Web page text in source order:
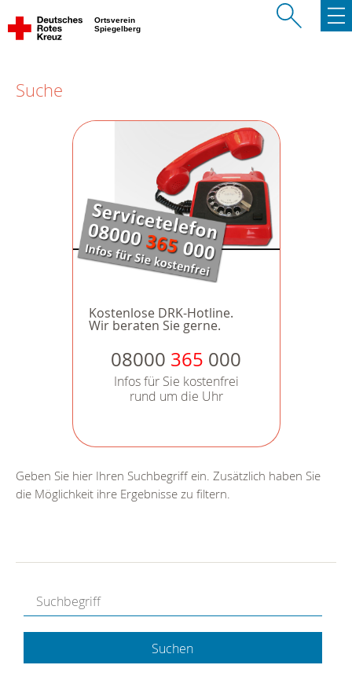
Ortsverein
Spiegelberg
Suche
Kostenlose DRK-Hotline.
Wir beraten Sie gerne.
08000 365 000
Infos für Sie kostenfrei
rund um die Uhr
Geben Sie hier Ihren Suchbegriff ein. Zusätzlich haben Sie
die Möglichkeit ihre Ergebnisse zu filtern.
Suchen